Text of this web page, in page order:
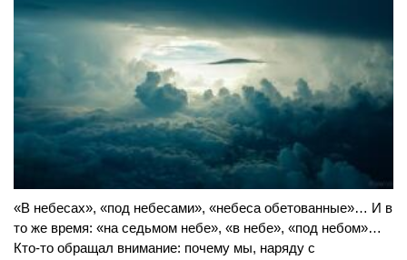
«В небесах», «под небесами», «небеса обетованные»… И в
то же время: «на седьмом небе», «в небе», «под небом»…
Кто-то обращал внимание: почему мы, наряду с